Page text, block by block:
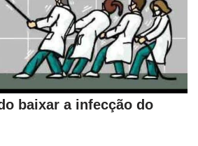
baixar a infecção do